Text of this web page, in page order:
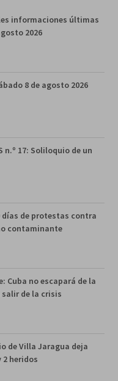
informaciones últimas
2026
8 de agosto 2026
n.º 17: Soliloquio de un
días de protestas contra
contaminante
Cuba no escapará de la
salir de la crisis
de Villa Jaragua deja
2 heridos